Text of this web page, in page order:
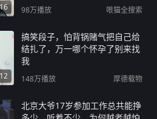
98万播放 哏猫全搜索
搞笑段子，怕背锅赌气把自己给
结扎了，万一哪个怀孕了别来找
我
148万播放 厚德载物
北京大爷17岁参加工作总共能挣